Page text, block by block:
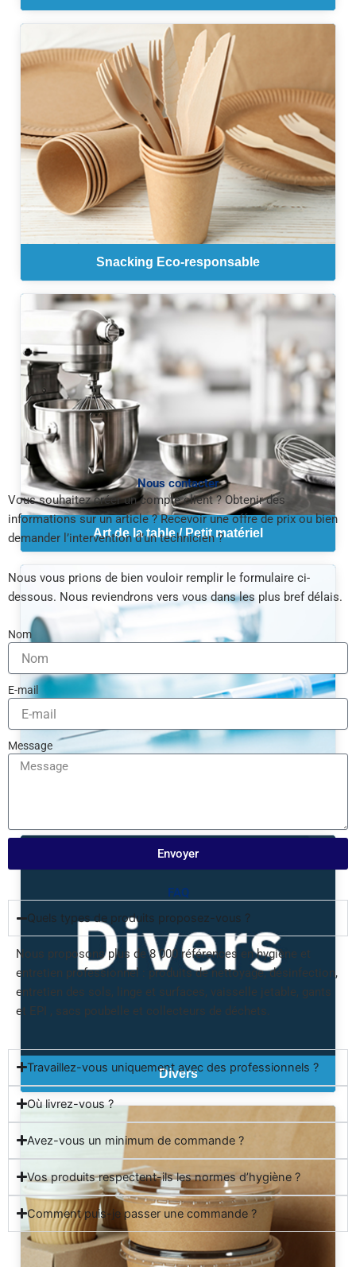
Snacking Eco-responsable
Art de la table / Petit matériel
Divers
Nous contacter
Vous souhaitez créer un compte client ? Obtenir des
informations sur un article ? Recevoir une offre de prix ou bien
demander l’intervention d’un technicien ?
Nous vous prions de bien vouloir remplir le formulaire ci-
dessous. Nous reviendrons vers vous dans les plus bref délais.
Nom
E-mail
Message
Envoyer
FAQ
Quels types de produits proposez-vous ?
Nous proposons plus de 8 000 références en hygiène et
entretien professionnel : produits de nettoyage, désinfection,
entretien des sols, linge et surfaces, vaisselle jetable, gants
et EPI , sacs poubelle et collecteurs de déchets.
Travaillez-vous uniquement avec des professionnels ?
Où livrez-vous ?
Avez-vous un minimum de commande ?
Vos produits respectent-ils les normes d’hygiène ?
Comment puis-je passer une commande ?